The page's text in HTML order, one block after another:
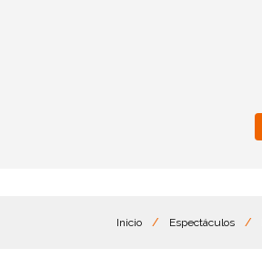
Inicio / Espectáculos /